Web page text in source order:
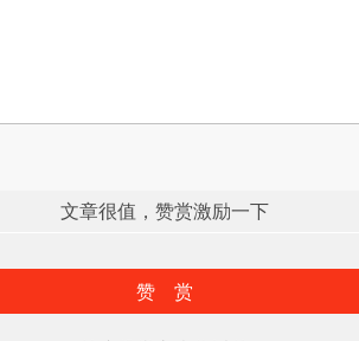
文章很值，赞赏激励一下
赞 赏